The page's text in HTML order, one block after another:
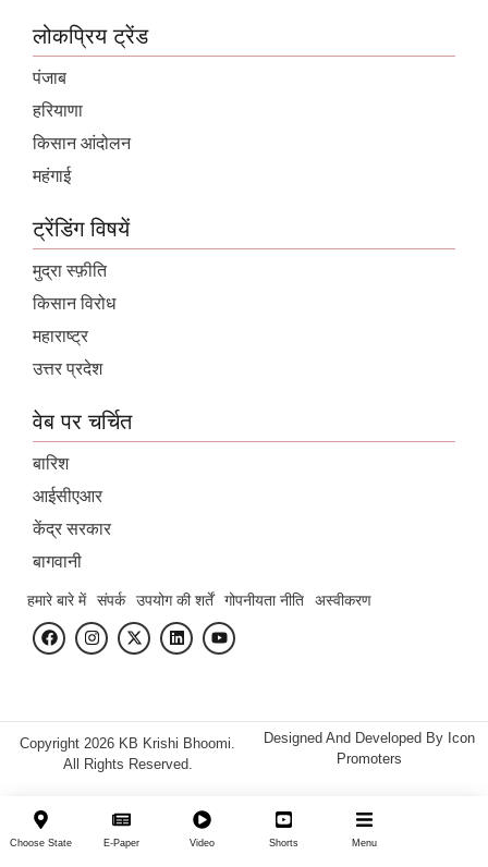
लोकप्रिय ट्रेंड
पंजाब
हरियाणा
किसान आंदोलन
महंगाई
ट्रेंडिंग विषयें
मुद्रा स्फ़ीति
किसान विरोध
महाराष्ट्र
उत्तर प्रदेश
वेब पर चर्चित
बारिश
आईसीएआर
केंद्र सरकार
बागवानी
हमारे बारे में संपर्क उपयोग की शर्तें गोपनीयता नीति अस्वीकरण
Copyright 2026 KB Krishi Bhoomi.
All Rights Reserved.
Designed And Developed By Icon
Promoters
Choose State E-Paper Video Shorts Menu